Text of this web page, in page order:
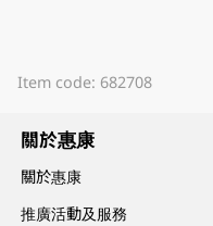
Item code: 682708
關於惠康
關於惠康
推廣活動及服務